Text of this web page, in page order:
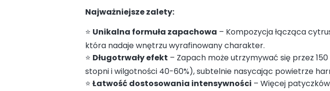
Najważniejsze zalety:
⭐ Unikalna formuła zapachowa – Kompozycja łącząca
która nadaje wnętrzu wyrafinowany charakter.
⭐ Długotrwały efekt – Zapach może utrzymywać się przez
stopni i wilgotności 40-60%), subtelnie nasycając powietrze
⭐ Łatwość dostosowania intensywności – Więcej